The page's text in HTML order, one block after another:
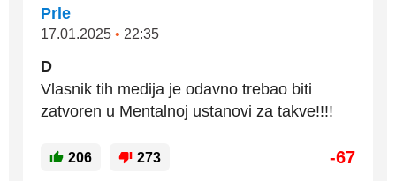
Prle
17.01.2025 • 22:35
D
Vlasnik tih medija je odavno trebao biti
zatvoren u Mentalnoj ustanovi za takve!!!!
206 273 -67